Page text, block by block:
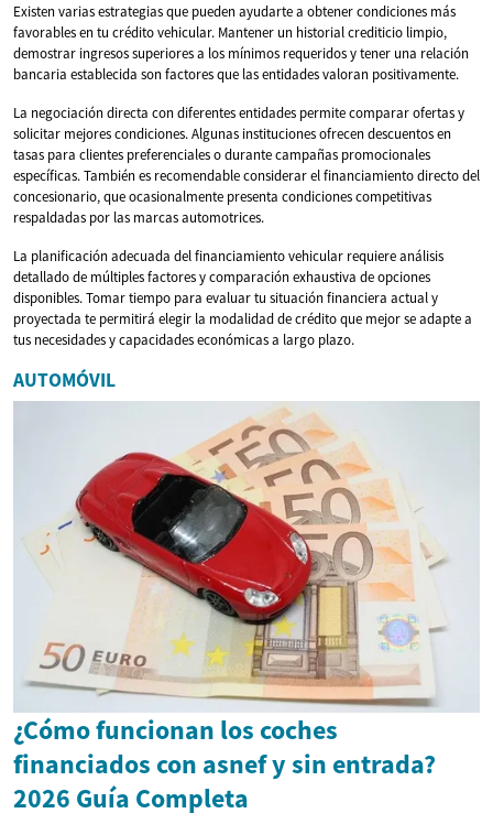
Existen varias estrategias que pueden ayudarte a obtener condiciones más
favorables en tu crédito vehicular. Mantener un historial crediticio limpio,
demostrar ingresos superiores a los mínimos requeridos y tener una relación
bancaria establecida son factores que las entidades valoran positivamente.
La negociación directa con diferentes entidades permite comparar ofertas y
solicitar mejores condiciones. Algunas instituciones ofrecen descuentos en
tasas para clientes preferenciales o durante campañas promocionales
específicas. También es recomendable considerar el financiamiento directo del
concesionario, que ocasionalmente presenta condiciones competitivas
respaldadas por las marcas automotrices.
La planificación adecuada del financiamiento vehicular requiere análisis
detallado de múltiples factores y comparación exhaustiva de opciones
disponibles. Tomar tiempo para evaluar tu situación financiera actual y
proyectada te permitirá elegir la modalidad de crédito que mejor se adapte a
tus necesidades y capacidades económicas a largo plazo.
AUTOMÓVIL
¿Cómo funcionan los coches
financiados con asnef y sin entrada?
2026 Guía Completa